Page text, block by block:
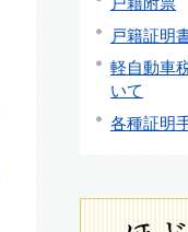
戸籍証明
軽自動車
いて
各種証明